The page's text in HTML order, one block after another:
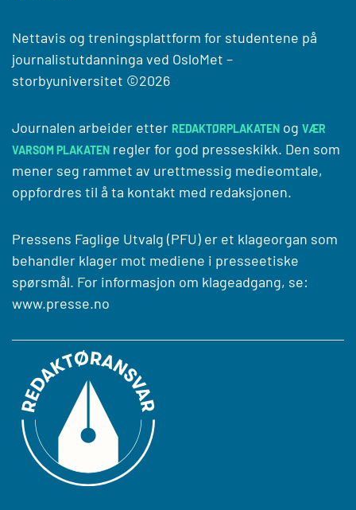
Nettavis og treningsplattform for studentene på
journalistutdanninga ved OsloMet –
storbyuniversitet ©2026
Journalen arbeider etter REDAKTØRPLAKATEN og VÆR
VARSOM PLAKATEN regler for god presseskikk. Den som
mener seg rammet av urettmessig medieomtale,
oppfordres til å ta kontakt med redaksjonen.
Pressens Faglige Utvalg (PFU) er et klageorgan som
behandler klager mot mediene i presseetiske
spørsmål. For informasjon om klageadgang, se:
www.presse.no